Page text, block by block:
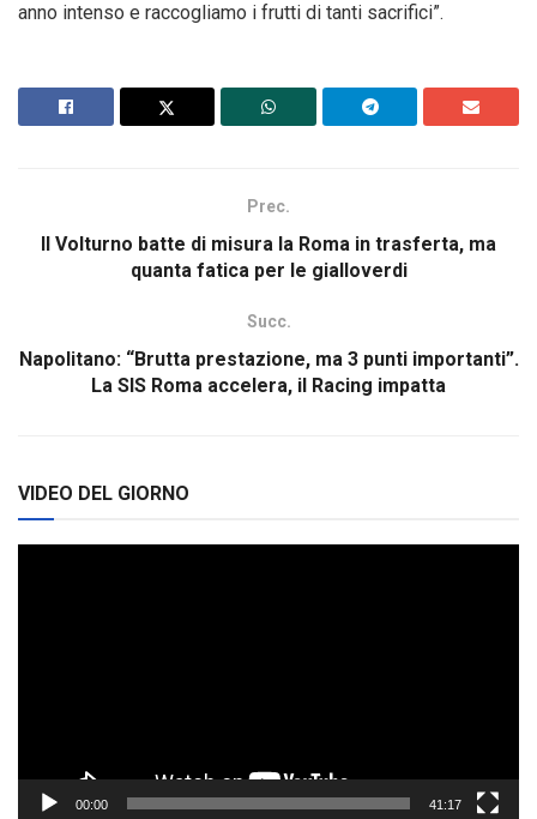
anno intenso e raccogliamo i frutti di tanti sacrifici”.
Prec.
Il Volturno batte di misura la Roma in trasferta, ma
quanta fatica per le gialloverdi
Succ.
Napolitano: “Brutta prestazione, ma 3 punti importanti”.
La SIS Roma accelera, il Racing impatta
VIDEO DEL GIORNO
00:00 41:17